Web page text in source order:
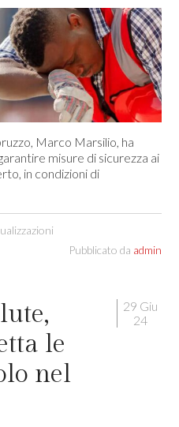
Marco Marsilio, ha
misure di sicurezza ai
in condizioni di
Pubblicato da admin
29 Giu
24
le
nel